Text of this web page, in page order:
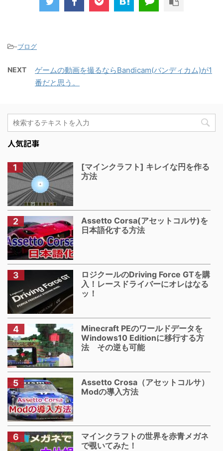
-ブログ
NEXT
ゲームの動画を撮るならBandicam(バンディカム)が1
番だと思う。
人気記事
[マインクラフト] キレイな円を作る
方法
Assetto Corsa(アセットコルサ)を
日本語化する方法
ロジクールのDriving Force GTを購
入！レースドライバーにオレはなる
ッ！
Minecraft PEのワールドデータを
Windows10 Editionに移行する方
法 その逆も可能
Assetto Crosa（アセットコルサ）
Modの導入方法
マインクラフトの世界を赤青メガネ
で覗いてみた！